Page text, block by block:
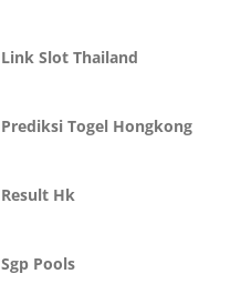
Link Slot Thailand
Prediksi Togel Hongkong
Result Hk
Sgp Pools